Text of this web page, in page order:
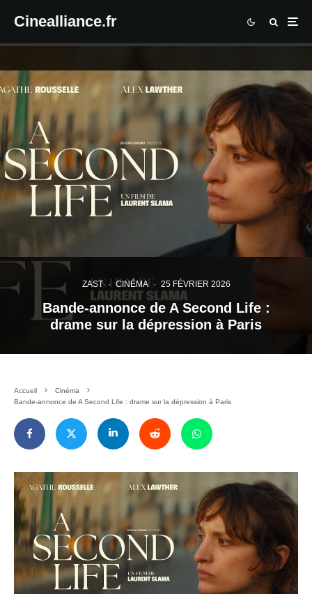
Cinealliance.fr
ZAST · CINÉMA · 25 FÉVRIER 2026
Bande-annonce de A Second Life :
drame sur la dépression à Paris
Accueil
Cinéma
Bande-annonce de A Second Life : drame sur la dépression à Paris